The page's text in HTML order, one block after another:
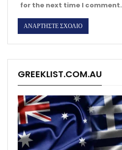
for the next time I comment.
GREEKLIST.COM.AU